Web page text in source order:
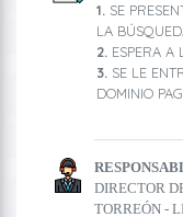
SE
LA
ESPERA A
SE LE
DOMINIO
DIRECTOR
TORREÓN -